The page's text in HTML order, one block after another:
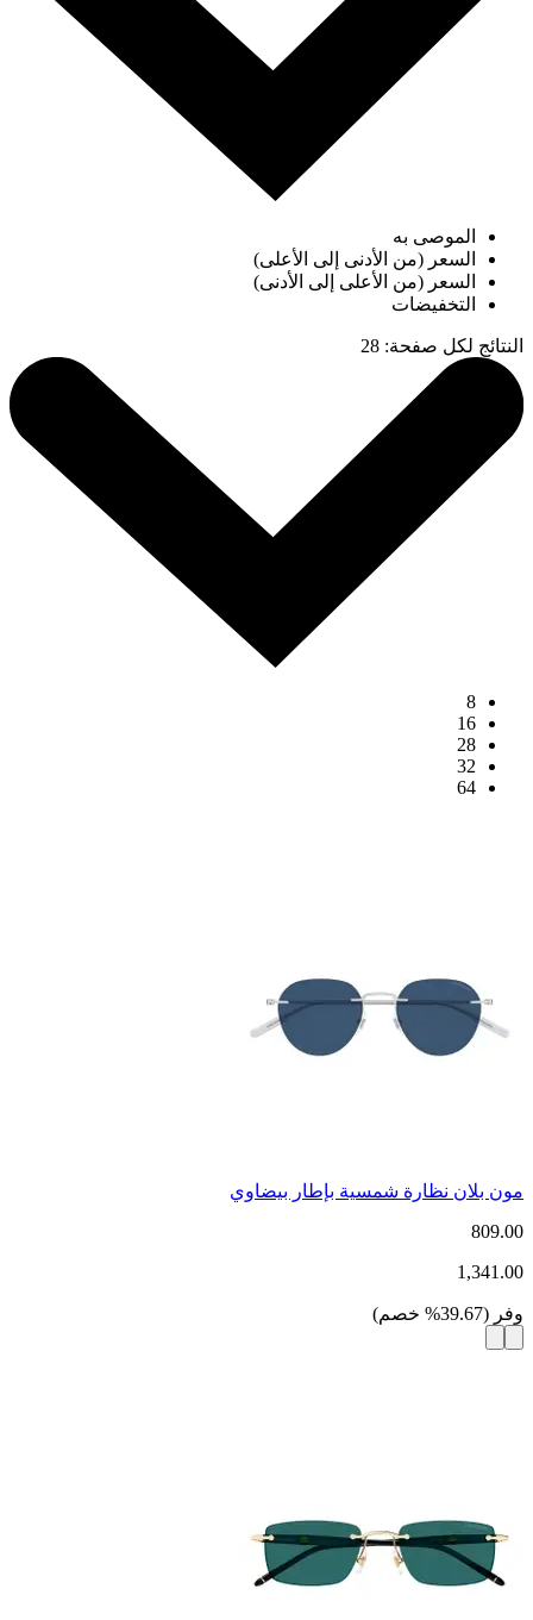
الموصى به
السعر (من الأدنى إلى الأعلى)
السعر (من الأعلى إلى الأدنى)
التخفيضات
النتائج لكل صفحة:
28
8
16
28
32
64
مون بلان نظارة شمسية بإطار بيضاوي
809.00
1,341.00
وفر (
39.67
% خصم)